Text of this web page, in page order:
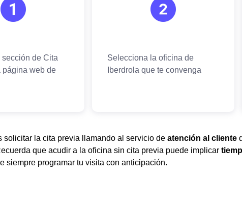
solicitar la cita previa llamando al servicio de atención al cliente
que acudir a la oficina sin cita previa puede implicar
siempre programar tu visita con anticipación.